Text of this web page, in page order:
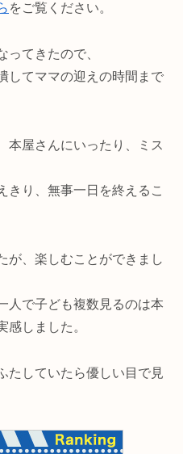
をご覧ください。
ってきたので、
してママの迎えの時間まで
本屋さんにいったり、ミス
きり、無事一日を終えるこ
が、楽しむことができまし
人で子ども複数見るのは本
感しました。
たしていたら優しい目で見